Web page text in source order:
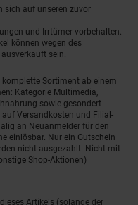
sich auf unseren zuvor
und Irrtümer vorbehalten.
können wegen des
sein.
Sortiment ab einem
Kategorie Multimedia,
sowie gesondert
Versandkosten und Filial-
an Neuanmelder für den
einlösbar. Nur ein Gutschein
nicht ausgezahlt. Nicht mit
Shop-Aktionen)
Artikels (solange der